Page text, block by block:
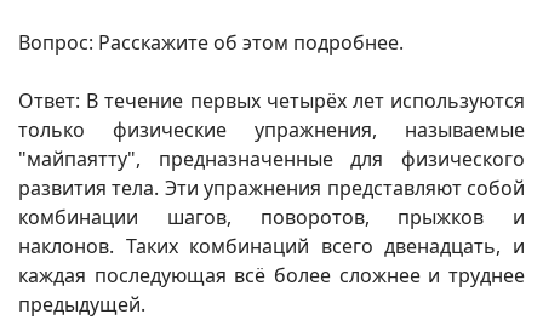
Вопрос: Расскажите об этом подробнее.
Ответ: В течение первых четырёх лет используются
только физические упражнения, называемые
"майпаятту", предназначенные для физического
развития тела. Эти упражнения представляют собой
комбинации шагов, поворотов, прыжков и
наклонов. Таких комбинаций всего двенадцать, и
каждая последующая всё более сложнее и труднее
предыдущей.